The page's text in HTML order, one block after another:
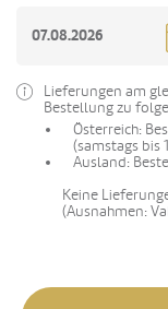
Lieferungen am
Bestellung zu
Österreich:
(samstags bis
Ausland:
Keine
(Ausnahmen: